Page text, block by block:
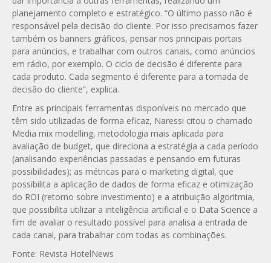
planejamento completo e estratégico. “O último passo não é
responsável pela decisão do cliente. Por isso precisamos fazer
também os banners gráficos, pensar nos principais portais
para anúncios, e trabalhar com outros canais, como anúncios
em rádio, por exemplo. O ciclo de decisão é diferente para
cada produto. Cada segmento é diferente para a tomada de
decisão do cliente”, explica.
Entre as principais ferramentas disponíveis no mercado que
têm sido utilizadas de forma eficaz, Naressi citou o chamado
Media mix modelling, metodologia mais aplicada para
avaliação de budget, que direciona a estratégia a cada período
(analisando experiências passadas e pensando em futuras
possibilidades); as métricas para o marketing digital, que
possibilita a aplicação de dados de forma eficaz e otimização
do ROI (retorno sobre investimento) e a atribuição algoritmia,
que possibilita utilizar a inteligência artificial e o Data Science a
fim de avaliar o resultado possível para analisa a entrada de
cada canal, para trabalhar com todas as combinações.
Fonte: Revista HotelNews